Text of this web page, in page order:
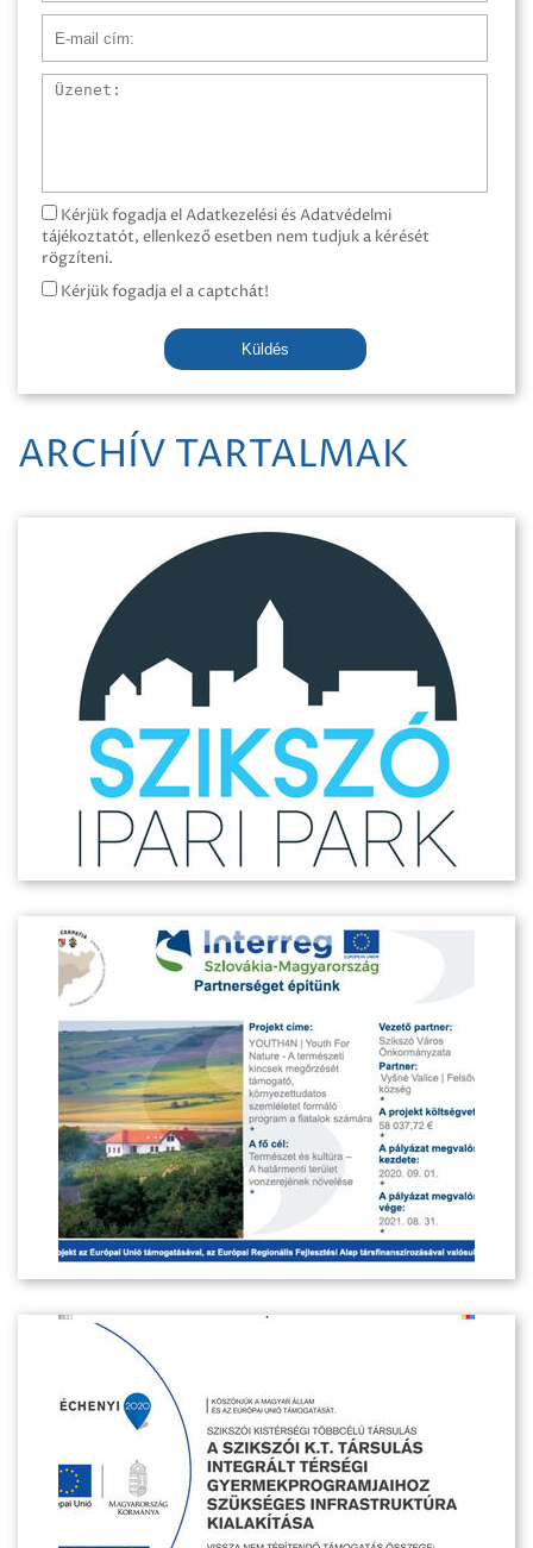
Üzenet
Kérjük fogadja el Adatkezelési és Adatvédelmi
tájékoztatót, ellenkező esetben nem tudjuk a kérését
rögzíteni.
Kérjük fogadja el a captchát!
Küldés
ARCHÍV TARTALMAK